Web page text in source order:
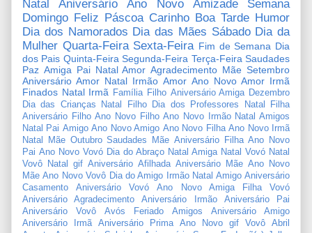
Natal Aniversário Ano Novo Amizade
Semana
Domingo Feliz Páscoa Carinho Boa Tarde Humor
Dia dos Namorados Dia das Mães Sábado Dia da
Mulher Quarta-Feira Sexta-Feira Fim de Semana Dia
dos Pais Quinta-Feira Segunda-Feira Terça-Feira Saudades
Paz Amiga Pai Natal Amor Agradecimento Mãe Setembro
Aniversário Amor Natal Irmão Amor Ano Novo Amor Irmã
Finados Natal Irmã Família Filho Aniversário Amiga Dezembro
Dia das Crianças
Natal Filho Dia dos Professores
Natal Filha
Aniversário Filho Ano Novo Filho Ano Novo Irmão Natal Amigos
Natal Pai Amigo Ano Novo Amigo Ano Novo Filha Ano Novo Irmã
Natal Mãe Outubro Saudades Mãe Aniversário Filha Ano Novo
Pai Ano Novo Vovó Dia do Abraço Natal Amiga Natal Vovó Natal
Vovô
Natal gif Aniversário Afilhada Aniversário Mãe Ano Novo
Mãe Ano Novo Vovô Dia do Amigo Irmão Natal Amigo Aniversário
Casamento
Aniversário Vovó Ano Novo Amiga Filha
Vovó
Aniversário Agradecimento
Aniversário Irmão
Aniversário Pai
Aniversário Vovô
Avós Feriado Amigos
Aniversário Amigo
Aniversário Irmã
Aniversário Prima Ano Novo gif Vovô
Abril